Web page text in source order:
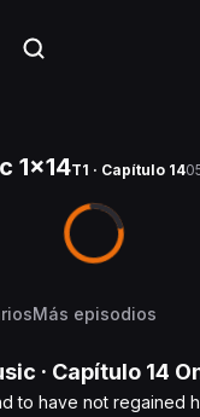
1x14T1 · Capítulo 14
Más episodios
· Capítulo 14
to have not regained